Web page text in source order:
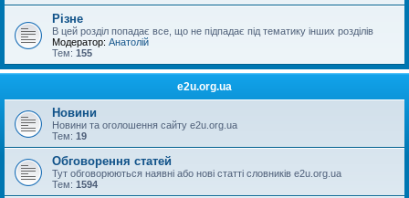
Різне
В цей розділ попадає все, що не підпадає під тематику інших розділів
Модератор: Анатолій
Тем: 155
e2u.org.ua
Новини
Новини та оголошення сайту e2u.org.ua
Тем: 19
Обговорення статей
Тут обговорюються наявні або нові статті словників e2u.org.ua
Тем: 1594